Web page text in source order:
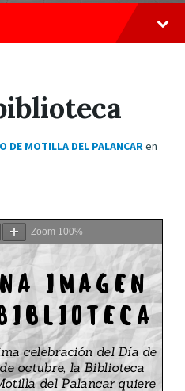
DE MOTILLA DEL PALANCARen
Zoom 100%